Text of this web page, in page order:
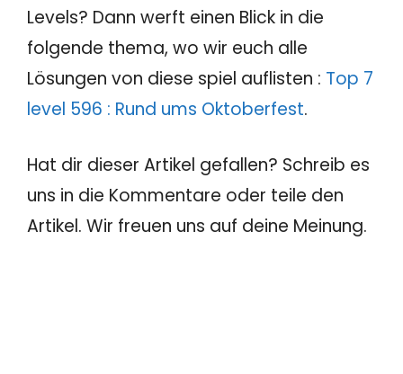
Levels? Dann werft einen Blick in die
folgende thema, wo wir euch alle
Lösungen von diese spiel auflisten : Top 7
level 596 : Rund ums Oktoberfest.
Hat dir dieser Artikel gefallen? Schreib es
uns in die Kommentare oder teile den
Artikel. Wir freuen uns auf deine Meinung.